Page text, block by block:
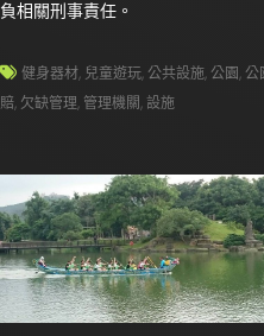
負相關刑事責任。
健身器材, 兒童遊玩,公共設施,公園,公
賠, 欠缺管理, 管理機關,設施